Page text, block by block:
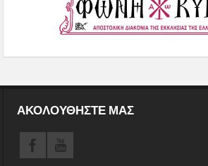
ΑΚΟΛΟΥΘΗΣΤΕ ΜΑΣ